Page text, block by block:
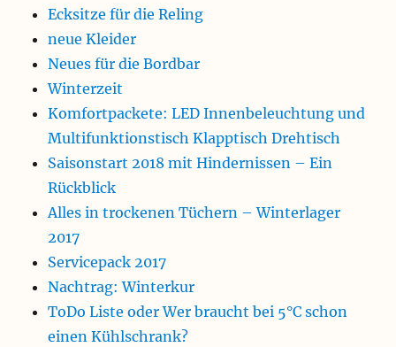
Ecksitze für die Reling
neue Kleider
Neues für die Bordbar
Winterzeit
Komfortpackete: LED Innenbeleuchtung und
Multifunktionstisch Klapptisch Drehtisch
Saisonstart 2018 mit Hindernissen – Ein
Rückblick
Alles in trockenen Tüchern – Winterlager
2017
Servicepack 2017
Nachtrag: Winterkur
ToDo Liste oder Wer braucht bei 5°C schon
einen Kühlschrank?